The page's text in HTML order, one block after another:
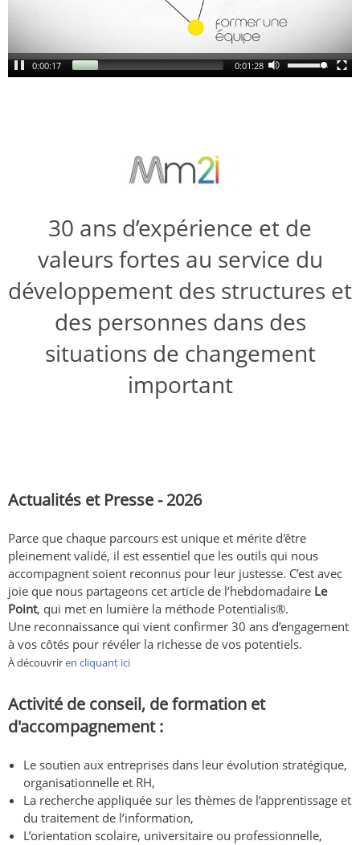
0:00:18 0:01:27
30 ans d’expérience et de
valeurs fortes au service du
développement des structures et
des personnes dans des
situations de changement
important
Actualités et Presse - 2026
Parce que chaque parcours est unique et mérite d'être
pleinement validé, il est essentiel que les outils qui nous
accompagnent soient reconnus pour leur justesse. C’est avec
joie que nous partageons cet article de l’hebdomadaire Le
Point, qui met en lumière la méthode Potentialis®.
Une reconnaissance qui vient confirmer 30 ans d’engagement
à vos côtés pour révéler la richesse de vos potentiels.
À découvriren cliquant ici
Activité de conseil, de formation et
d'accompagnement :
Le soutien aux entreprises dans leur évolution stratégique,
organisationnelle et RH,
La recherche appliquée sur les thèmes de l’apprentissage et
du traitement de l’information,
L’orientation scolaire, universitaire ou professionnelle,